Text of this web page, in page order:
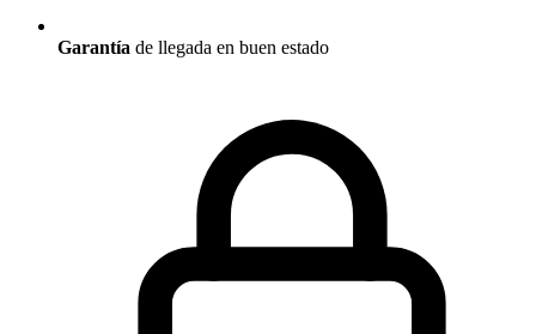
Garantía de llegada en buen estado